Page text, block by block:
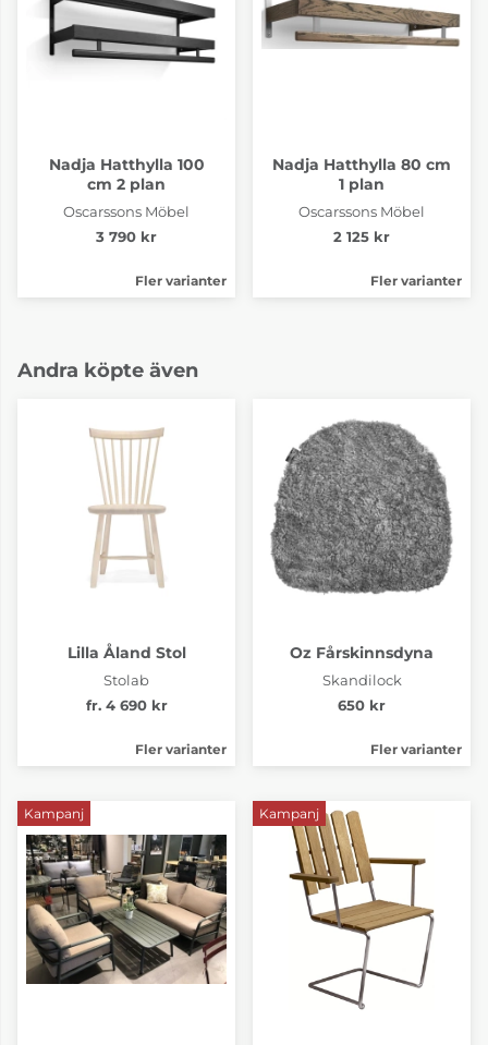
Nadja Hatthylla 100
cm 2 plan
Oscarssons Möbel
3 790 kr
Fler varianter
Nadja Hatthylla 80 cm
1 plan
Oscarssons Möbel
2 125 kr
Fler varianter
Andra köpte även
Lilla Åland Stol
Stolab
fr. 4 690 kr
Fler varianter
Oz Fårskinnsdyna
Skandilock
650 kr
Fler varianter
Kampanj Kampanj